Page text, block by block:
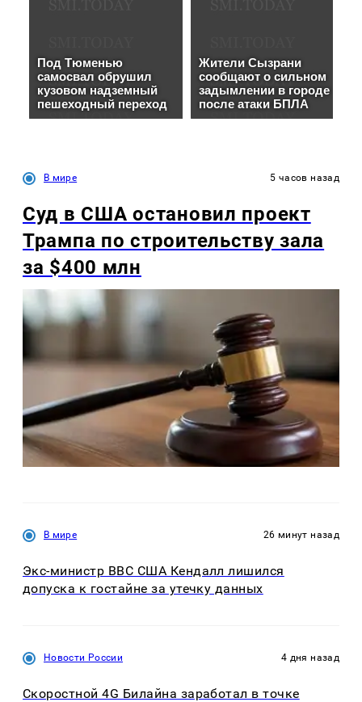
В мире 5 часов назад
Суд в США остановил проект
Трампа по строительству зала
за $400 млн
В мире 26 минут назад
Экс-министр ВВС США Кендалл лишился
допуска к гостайне за утечку данных
Новости России 4 дня назад
Скоростной 4G Билайна заработал в точке